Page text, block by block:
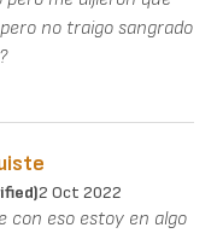
no traigo sangrado
2 Oct 2022
con eso estoy en algo